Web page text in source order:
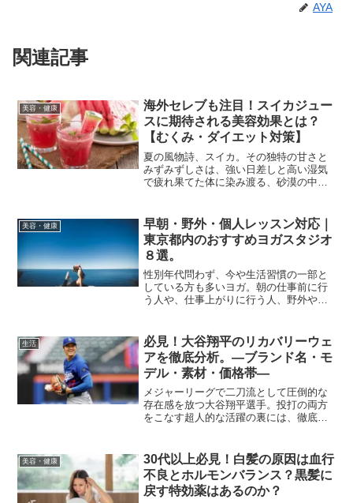
AYA
関連記事
美容・健康
海外セレブも注目！スイカジュー
スに期待される美容効果とは？
【むくみ・ダイエット対策】
夏の風物詩、スイカ。その独特の甘さと
みずみずしさは、強い日差しと高い湿気
で疲れ果てた体に染み渡る、砂漠の中の
れ、海外のセレブたちの間でもむくみ・
ダイエット・デトックスへ...
美容・健康
早朝・野外・個人レッスン対応｜
東京都内のおすすめヨガスタジオ
８選。
性別年代問わず、今や生活習慣の一部と
している方も多いヨガ。朝の仕事前に行
う人や、仕事上がりに行う人、野外や海
す。近年は集中力を高めたり、就寝前の
瞑想を目的に行う方も増えて...
生活
必見！大谷翔平のリカバリーウェ
アを徹底分析。―ブランド名・モ
デル・素材・価格帯―
メジャーリーグで二刀流として圧倒的な
存在感を放つ大谷翔平選手。投打の両方
をこなす超人的な活躍の裏には、徹底し
が「リカバリーウェア」。今回は、大谷
選手が愛用するブランドや...
美容・健康
30代以上必見！白髪の原因は血行
不良とホルモンバランス？黒髪に
戻す特効薬はあるのか？